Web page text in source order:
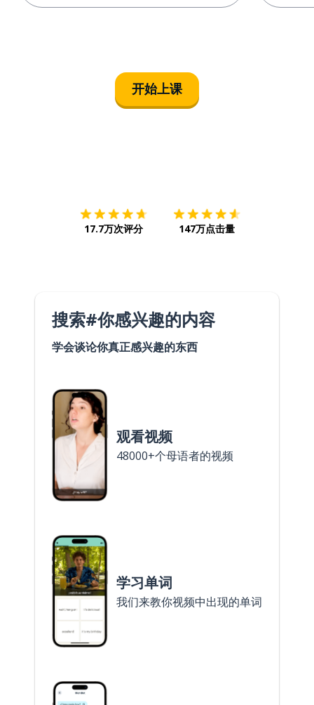
开始上课
17.7万次评分 147万点击量
搜索#你感兴趣的内容
学会谈论你真正感兴趣的东西
观看视频
48000+个母语者的视频
学习单词
我们来教你视频中出现的单词